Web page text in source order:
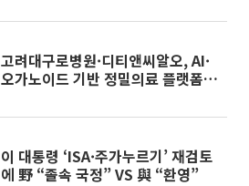
고려대구로병원·디티앤씨알오, AI·
오가노이드 기반 정밀의료 플랫폼
이 대통령 ‘ISA·주가누르기’ 재검토
에 野 “졸속 국정” VS 與 “환영”